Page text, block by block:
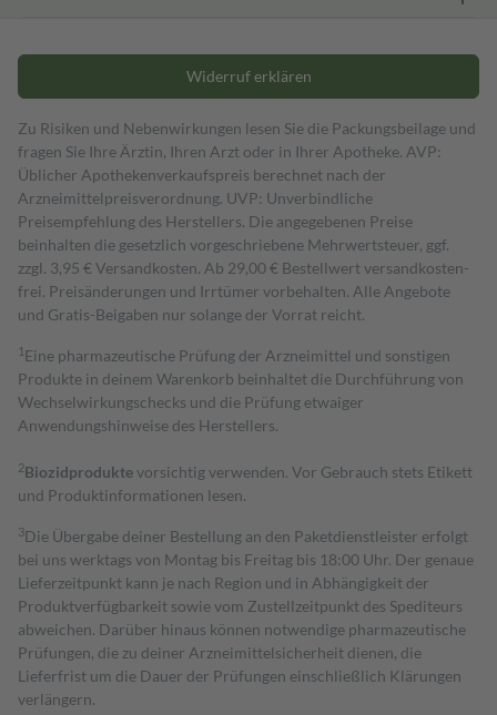
Widerruf erklären
Zu Risiken und Nebenwirkungen lesen Sie die Packungsbeilage und
fragen Sie Ihre Ärztin, Ihren Arzt oder in Ihrer Apotheke. AVP:
Üblicher Apothekenverkaufspreis berechnet nach der
Arzneimittelpreisverordnung. UVP: Unverbindliche
Preisempfehlung des Herstellers. Die angegebenen Preise
beinhalten die gesetzlich vorgeschriebene Mehrwertsteuer, ggf.
zzgl. 3,95 € Versandkosten. Ab 29,00 € Bestell­wert versand­kosten­
frei. Preisänderungen und Irrtümer vorbehalten. Alle Angebote
und Gratis-Beigaben nur solange der Vorrat reicht.
1 Eine pharmazeutische Prüfung der Arzneimittel und sonstigen
Produkte in deinem Warenkorb beinhaltet die Durchführung von
Wechselwirkungschecks und die Prüfung etwaiger
Anwendungshinweise des Herstellers.
2Biozidproduktevorsichtig verwenden. Vor Gebrauch stets Etikett
und Produktinformationen lesen.
3Die Übergabe deiner Bestellung an den Paketdienstleister erfolgt
bei uns werktags von Montag bis Freitag bis 18:00 Uhr. Der genaue
Lieferzeitpunkt kann je nach Region und in Abhängigkeit der
Produktverfügbarkeit sowie vom Zustellzeitpunkt des Spediteurs
abweichen. Darüber hinaus können notwendige pharmazeutische
Prüfungen, die zu deiner Arzneimittelsicherheit dienen, die
Lieferfrist um die Dauer der Prüfungen einschließlich Klärungen
verlängern.